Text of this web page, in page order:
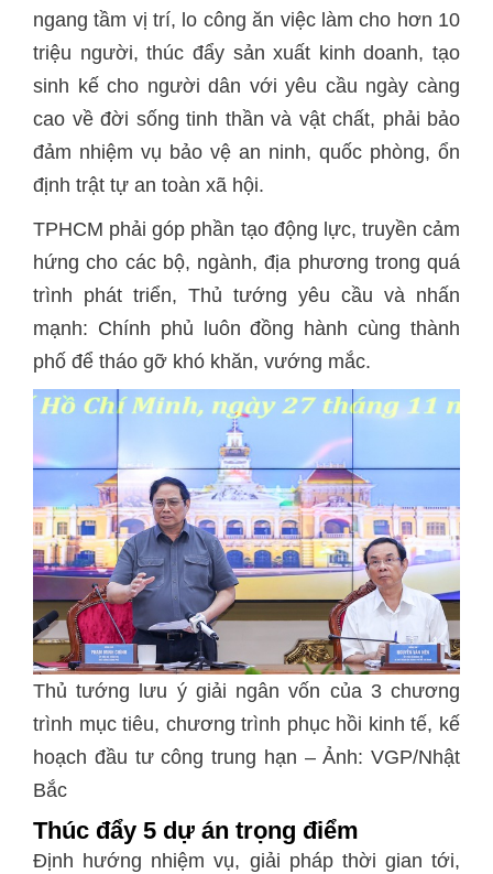
ngang tầm vị trí, lo công ăn việc làm cho hơn 10
triệu người, thúc đẩy sản xuất kinh doanh, tạo
sinh kế cho người dân với yêu cầu ngày càng
cao về đời sống tinh thần và vật chất, phải bảo
đảm nhiệm vụ bảo vệ an ninh, quốc phòng, ổn
định trật tự an toàn xã hội.
TPHCM phải góp phần tạo động lực, truyền cảm
hứng cho các bộ, ngành, địa phương trong quá
trình phát triển, Thủ tướng yêu cầu và nhấn
mạnh: Chính phủ luôn đồng hành cùng thành
phố để tháo gỡ khó khăn, vướng mắc.
Thủ tướng lưu ý giải ngân vốn của 3 chương
trình mục tiêu, chương trình phục hồi kinh tế, kế
hoạch đầu tư công trung hạn – Ảnh: VGP/Nhật
Bắc
Thúc đẩy 5 dự án trọng điểm
Định hướng nhiệm vụ, giải pháp thời gian tới,